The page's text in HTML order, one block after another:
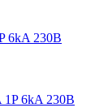
6kA 230В